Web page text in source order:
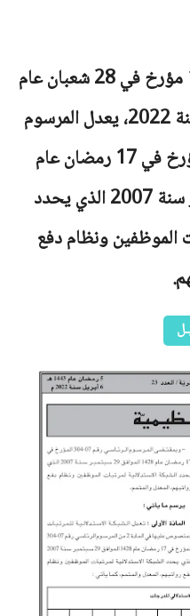
مرسوم رئاسي رقم 22- 138 مؤرخ في 28 شعبان عام
1443 الموافق 31 مارس سنة 2022، يعدل المرسوم
الرئاسي رقم 07-304 المؤرخ في 17 رمضان عام
1428 الموافق 29 سبتمبر سنة 2007 الذي يحدد
الموظفين ونظام دفع